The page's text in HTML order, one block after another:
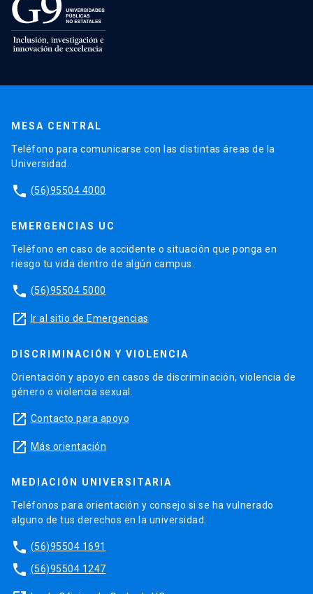
MESA CENTRAL
Teléfono para comunicarse con las distintas áreas de la
Universidad.
phone (56)95504 4000
EMERGENCIAS UC
Teléfono en caso de accidente o situación que ponga en
riesgo tu vida dentro de algún campus.
phone (56)95504 5000
launch Ir al sitio de Emergencias
DISCRIMINACIÓN Y VIOLENCIA
Orientación y apoyo en casos de discriminación, violencia de
género o violencia sexual.
launch Contacto para apoyo
launch Más orientación
MEDIACIÓN UNIVERSITARIA
Teléfonos para orientación y consejo si se ha vulnerado
alguno de tus derechos en la universidad.
phone (56)95504 1691
phone (56)95504 1247